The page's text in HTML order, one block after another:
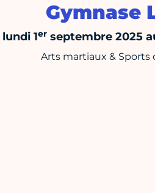
Gymnase
1erseptembre 2025
Arts martiaux & Sports